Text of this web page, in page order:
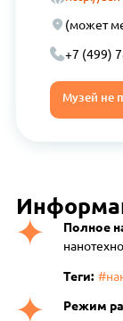
(может
+7 (499)
Музей не
Полное
Теги:
Режим